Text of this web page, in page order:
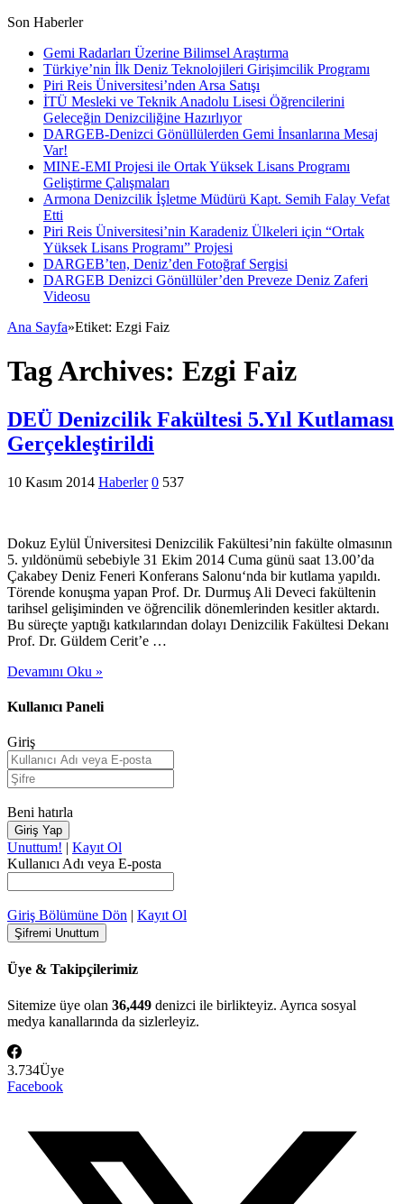
Son Haberler
Gemi Radarları Üzerine Bilimsel Araştırma
Türkiye’nin İlk Deniz Teknolojileri Girişimcilik Programı
Piri Reis Üniversitesi’nden Arsa Satışı
İTÜ Mesleki ve Teknik Anadolu Lisesi Öğrencilerini
Geleceğin Denizciliğine Hazırlıyor
DARGEB-Denizci Gönüllülerden Gemi İnsanlarına Mesaj
Var!
MINE-EMI Projesi ile Ortak Yüksek Lisans Programı
Geliştirme Çalışmaları
Armona Denizcilik İşletme Müdürü Kapt. Semih Falay Vefat
Etti
Piri Reis Üniversitesi’nin Karadeniz Ülkeleri için “Ortak
Yüksek Lisans Programı” Projesi
DARGEB’ten, Deniz’den Fotoğraf Sergisi
DARGEB Denizci Gönüllüler’den Preveze Deniz Zaferi
Videosu
Ana Sayfa»Etiket: Ezgi Faiz
Tag Archives: Ezgi Faiz
DEÜ Denizcilik Fakültesi 5.Yıl Kutlaması
Gerçekleştirildi
10 Kasım 2014 Haberler 0 537
Dokuz Eylül Üniversitesi Denizcilik Fakültesi’nin fakülte olmasının
5. yıldönümü sebebiyle 31 Ekim 2014 Cuma günü saat 13.00’da
Çakabey Deniz Feneri Konferans Salonu‘nda bir kutlama yapıldı.
Törende konuşma yapan Prof. Dr. Durmuş Ali Deveci fakültenin
tarihsel gelişiminden ve öğrencilik dönemlerinden kesitler aktardı.
Bu süreçte yaptığı katkılarından dolayı Denizcilik Fakültesi Dekanı
Prof. Dr. Güldem Cerit’e …
Devamını Oku »
Kullanıcı Paneli
Giriş
Beni hatırla
Unuttum! | Kayıt Ol
Kullanıcı Adı veya E-posta
Giriş Bölümüne Dön | Kayıt Ol
Üye & Takipçilerimiz
Sitemize üye olan 36,449 denizci ile birlikteyiz. Ayrıca sosyal
medya kanallarında da sizlerleyiz.
3.734Üye
Facebook